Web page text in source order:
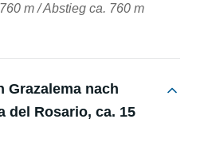
m / Abstieg ca. 760 m
Grazalema nach
del Rosario, ca. 15